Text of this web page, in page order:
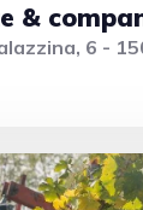
&
6 -